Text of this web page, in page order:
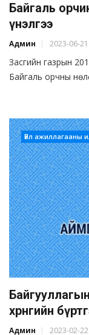
Байгаль
үнэлгээ
Админ 2023-06-21
Засгийн газрын
Байгаль орчны
Үйл ажиллагааны
хөрөнгийн
Админ 2023-02-22